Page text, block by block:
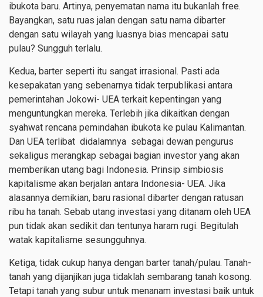
ibukota baru. Artinya, penyematan nama itu bukanlah free.
Bayangkan, satu ruas jalan dengan satu nama dibarter
dengan satu wilayah yang luasnya bias mencapai satu
pulau? Sungguh terlalu.
Kedua, barter seperti itu sangat irrasional. Pasti ada
kesepakatan yang sebenarnya tidak terpublikasi antara
pemerintahan Jokowi- UEA terkait kepentingan yang
menguntungkan mereka. Terlebih jika dikaitkan dengan
syahwat rencana pemindahan ibukota ke pulau Kalimantan.
Dan UEA terlibat didalamnya sebagai dewan pengurus
sekaligus merangkap sebagai bagian investor yang akan
memberikan utang bagi Indonesia. Prinsip simbiosis
kapitalisme akan berjalan antara Indonesia- UEA. Jika
alasannya demikian, baru rasional dibarter dengan ratusan
ribu ha tanah. Sebab utang investasi yang ditanam oleh UEA
pun tidak akan sedikit dan tentunya haram rugi. Begitulah
watak kapitalisme sesungguhnya.
Ketiga, tidak cukup hanya dengan barter tanah/pulau. Tanah-
tanah yang dijanjikan juga tidaklah sembarang tanah kosong.
Tetapi tanah yang subur untuk menanam investasi baik untuk